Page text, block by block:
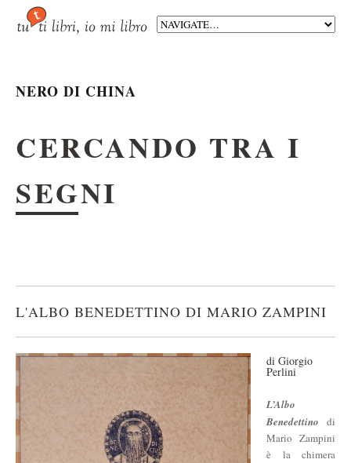
NERO DI CHINA
CERCANDO TRA I
SEGNI
L'ALBO BENEDETTINO DI MARIO ZAMPINI
di Giorgio
Perlini
L’Albo
Benedettino di
Mario Zampini
è la chimera